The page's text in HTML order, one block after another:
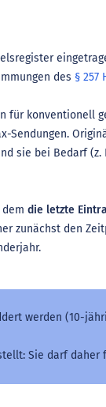
des § 257
für konventionell
Sendungen.
sie bei Bedarf
die letzte
zunächst den
werden (10-
Sie darf